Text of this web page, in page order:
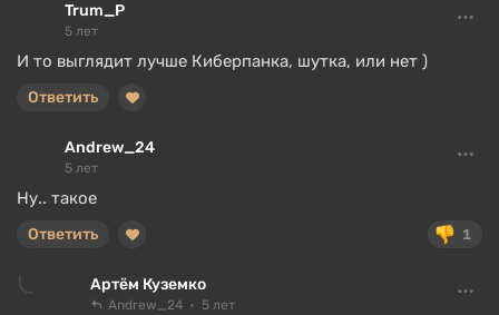
Trum_P
5 лет
И то выглядит лучше Киберпанка, шутка, или нет )
Ответить
Andrew_24
5 лет
Ну.. такое
1
Ответить
Артём Куземко
Andrew_24 5 лет